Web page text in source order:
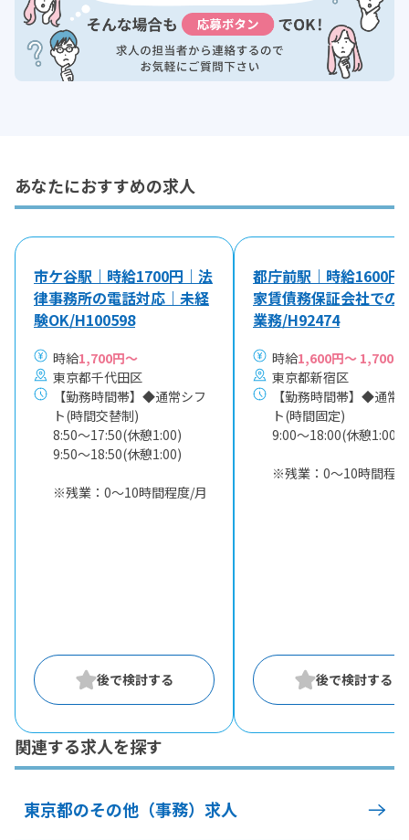
あなたにおすすめの求人
市ケ谷駅｜時給1700円｜法
律事務所の電話対応｜未経
験OK/H100598
時給1,700円～
東京都千代田区
【勤務時間帯】◆通常シフ
ト(時間交替制)
8:50〜17:50(休憩1:00)
9:50〜18:50(休憩1:00)
※残業：0〜10時間程度/月
都庁前駅｜時給1600円
家賃債務保証会社での
業務/H92474
時給1,600円～ 1,700円
東京都新宿区
【勤務時間帯】◆通常
ト(時間固定)
9:00〜18:00(休憩1:00)
※残業：0〜10時間程
関連する求人を探す
東京都のその他（事務）求人